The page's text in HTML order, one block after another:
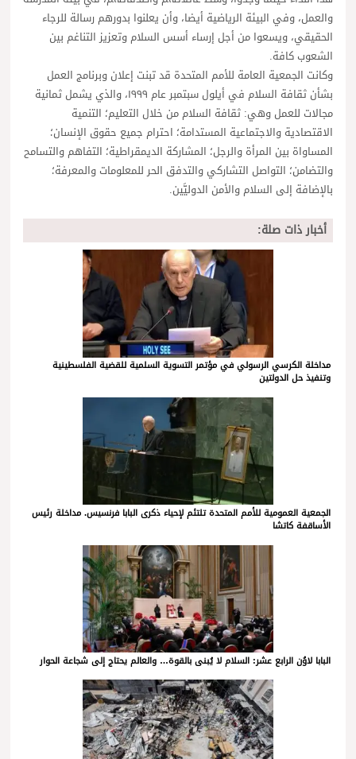
والعمل، وفي البيئة الرياضية أيضا، وأن يعلنوا بدورهم رسالة للرجاء
الحقيقي، ويسعوا من أجل إرساء أسس السلام وتعزيز التناغم بين
الشعوب كافة.
وكانت الجمعية العامة للأمم المتحدة قد تبنت إعلان وبرنامج العمل
بشأن ثقافة السلام في أيلول سبتمبر عام ١٩٩٩، والذي يشمل ثمانية
مجالات للعمل وهي: ثقافة السلام من خلال التعليم؛ التنمية
الاقتصادية والاجتماعية المستدامة؛ احترام جميع حقوق الإنسان؛
المساواة بين المرأة والرجل؛ المشاركة الديمقراطية؛ التفاهم والتسامح
والتضامن؛ التواصل التشاركي والتدفق الحر للمعلومات والمعرفة؛
بالإضافة إلى السلام والأمن الدوليَّين.
أخبار ذات صلة:
مداخلة الكرسي الرسولي في مؤتمر التسوية السلمية للقضية الفلسطينية
وتنفيذ حل الدولتين
الجمعية العمومية للأمم المتحدة تلتئم لإحياء ذكرى البابا فرنسيس. مداخلة رئيس
الأساقفة كاتشا
البابا لاوُن الرابع عشر: السلام لا يُبنى بالقوة… والعالم يحتاج إلى شجاعة الحوار